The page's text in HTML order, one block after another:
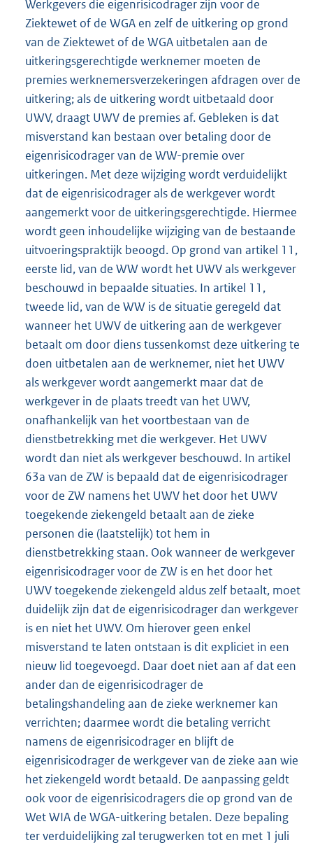
Werkgevers die eigenrisicodrager zijn voor de
Ziektewet of de WGA en zelf de uitkering op grond
van de Ziektewet of de WGA uitbetalen aan de
uitkeringsgerechtigde werknemer moeten de
premies werknemersverzekeringen afdragen over de
uitkering; als de uitkering wordt uitbetaald door
UWV, draagt UWV de premies af. Gebleken is dat
misverstand kan bestaan over betaling door de
eigenrisicodrager van de WW-premie over
uitkeringen. Met deze wijziging wordt verduidelijkt
dat de eigenrisicodrager als de werkgever wordt
aangemerkt voor de uitkeringsgerechtigde. Hiermee
wordt geen inhoudelijke wijziging van de bestaande
uitvoeringspraktijk beoogd. Op grond van artikel 11,
eerste lid, van de WW wordt het UWV als werkgever
beschouwd in bepaalde situaties. In artikel 11,
tweede lid, van de WW is de situatie geregeld dat
wanneer het UWV de uitkering aan de werkgever
betaalt om door diens tussenkomst deze uitkering te
doen uitbetalen aan de werknemer, niet het UWV
als werkgever wordt aangemerkt maar dat de
werkgever in de plaats treedt van het UWV,
onafhankelijk van het voortbestaan van de
dienstbetrekking met die werkgever. Het UWV
wordt dan niet als werkgever beschouwd. In artikel
63a van de ZW is bepaald dat de eigenrisicodrager
voor de ZW namens het UWV het door het UWV
toegekende ziekengeld betaalt aan de zieke
personen die (laatstelijk) tot hem in
dienstbetrekking staan. Ook wanneer de werkgever
eigenrisicodrager voor de ZW is en het door het
UWV toegekende ziekengeld aldus zelf betaalt, moet
duidelijk zijn dat de eigenrisicodrager dan werkgever
is en niet het UWV. Om hierover geen enkel
misverstand te laten ontstaan is dit expliciet in een
nieuw lid toegevoegd. Daar doet niet aan af dat een
ander dan de eigenrisicodrager de
betalingshandeling aan de zieke werknemer kan
verrichten; daarmee wordt die betaling verricht
namens de eigenrisicodrager en blijft de
eigenrisicodrager de werkgever van de zieke aan wie
het ziekengeld wordt betaald. De aanpassing geldt
ook voor de eigenrisicodragers die op grond van de
Wet WIA de WGA-uitkering betalen. Deze bepaling
ter verduidelijking zal terugwerken tot en met 1 juli